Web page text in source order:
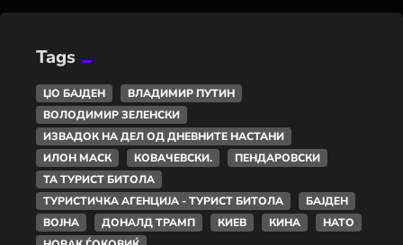
Tags
ЏО БАЈДЕН
ВЛАДИМИР ПУТИН
ВОЛОДИМИР ЗЕЛЕНСКИ
ИЗВАДОК НА ДЕЛ ОД ДНЕВНИТЕ НАСТАНИ
ИЛОН МАСК
КОВАЧЕВСКИ.
ПЕНДАРОВСКИ
ТА ТУРИСТ БИТОЛА
ТУРИСТИЧКА АГЕНЦИЈА - ТУРИСТ БИТОЛА
БАЈДЕН
ВОЈНА
ДОНАЛД ТРАМП КИЕВ КИНА
НАТО